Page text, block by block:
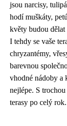
jsou narcisy,
hodí muškáty,
květy budou dělat
I tehdy se vaše
chryzantémy,
barevnou
vhodné nádoby a
nejlépe. S
terasy po celý rok.